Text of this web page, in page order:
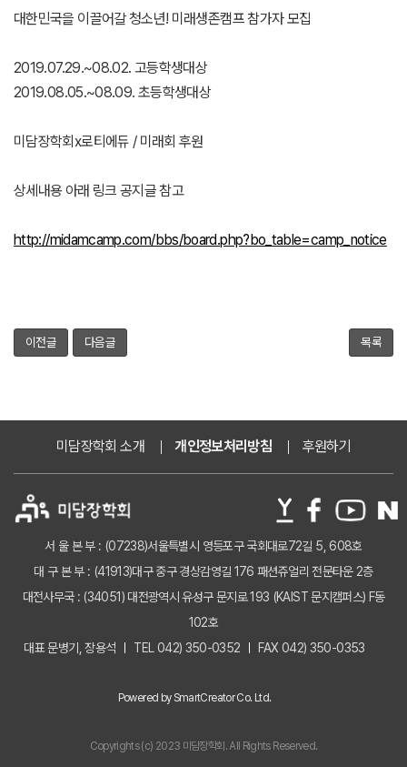
대한민국을 이끌어갈 청소년! 미래생존캠프 참가자 모집
2019.07.29.~08.02. 고등학생대상
2019.08.05.~08.09. 초등학생대상
미담장학회x로티에듀 / 미래회 후원
상세내용 아래 링크 공지글 참고
http://midamcamp.com/bbs/board.php?bo_table=camp_notice
이전글 다음글 목록
미담장학회 소개 개인정보처리방침 후원하기
서 울 본 부 : (07238)서울특별시 영등포구 국회대로72길 5, 608호
대 구 본 부 : (41913)대구 중구 경상감영길 176 패션쥬얼리 전문타운 2층
대전사무국 : (34051) 대전광역시 유성구 문지로 193 (KAIST 문지캠퍼스) F동
102호
대표 문병기, 장용석
TEL 042) 350-0352 FAX 042) 350-0353
Powered by SmartCreator Co. Ltd.
Copyrights (c) 2023 미담장학회. All Rights Reserved.